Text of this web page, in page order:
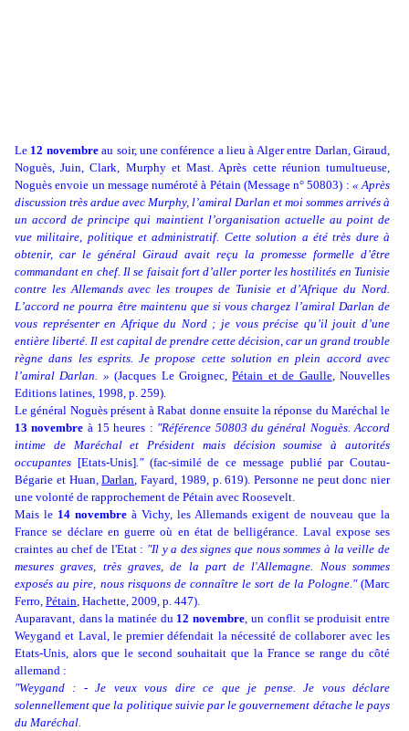
Le 12 novembreau soir, une conférence a lieu à Alger entre Darlan, Giraud,
Noguès, Juin, Clark, Murphy et Mast. Après cette réunion tumultueuse,
Noguès envoie un message numéroté à Pétain (Message n° 50803) : « Après
discussion très ardue avec Murphy, l’amiral Darlan et moi sommes arrivés à
un accord de principe qui maintient l’organisation actuelle au point de
vue militaire, politique et administratif. Cette solution a été très dure à
obtenir, car le général Giraud avait reçu la promesse formelle d’être
commandant en chef. Il se faisait fort d’aller porter les hostilités en Tunisie
contre les Allemands avec les troupes de Tunisie et d’Afrique du Nord.
L’accord ne pourra être maintenu que si vous chargez l’amiral Darlan de
vous représenter en Afrique du Nord ; je vous précise qu’il jouit d’une
entière liberté. Il est capital de prendre cette décision, car un grand trouble
règne dans les esprits. Je propose cette solution en plein accord avec
l’amiral Darlan. » (Jacques Le Groignec,Pétain et de Gaulle, Nouvelles
Editions latines, 1998, p. 259).
Le général Noguès présent à Rabat donne ensuite la réponse du Maréchal le
13 novembre à 15 heures : "Référence 50803 du général Noguès. Accord
intime de Maréchal et Président mais décision soumise à autorités
occupantes [Etats-Unis]."(fac-similé de ce message publié par Coutau-
Bégarie et Huan,Darlan , Fayard, 1989, p. 619). Personne ne peut donc nier
une volonté de rapprochement de Pétain avec Roosevelt.
Mais le 14 novembre à Vichy, les Allemands exigent de nouveau que la
France se déclare en guerre où en état de belligérance. Laval expose ses
craintes au chef de l'Etat : "Il y a des signes que nous sommes à la veille de
mesures graves, très graves, de la part de l'Allemagne. Nous sommes
exposés au pire, nous risquons de connaître le sort de la Pologne."(Marc
Ferro, Pétain , Hachette, 2009, p. 447).
Auparavant, dans la matinée du 12 novembre, un conflit se produisit entre
Weygand et Laval, le premier défendait la nécessité de collaborer avec les
Etats-Unis, alors que le second souhaitait que la France se range du côté
allemand :
"Weygand : - Je veux vous dire ce que je pense. Je vous déclare
solennellement que la politique suivie par le gouvernement détache le pays
du Maréchal.